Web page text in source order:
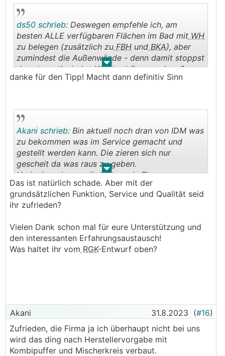
. .
ds50 schrieb: Deswegen empfehle ich, am
besten ALLE verfügbaren Flächen im Bad mit WH
zu belegen (zusätzlich zu FBH und BKA), aber
zumindest die Außenwände - denn damit stoppst
du automatisch den Wärmeabfluss nach außen.
danke für den Tipp! Macht dann definitiv Sinn
. .
Akani schrieb: Bin aktuell noch dran von IDM was
zu bekommen was im Service gemacht und
gestellt werden kann. Die zieren sich nur
gescheit da was raus zu geben.
Und wir verbauen die Dinger als Firma.
Wäre ich da Chef oder hätte mehr zu sagen
würden die bei mir raus fliegen als Hersteller.
Bescheuerte Geheimniskrämerei
Das ist natürlich schade. Aber mit der
grundsätzlichen Funktion, Service und Qualität seid
ihr zufrieden?
Vielen Dank schon mal für eure Unterstützung und
den interessanten Erfahrungsaustausch!
Was haltet ihr vom RGK-Entwurf oben?
Akani 31.8.2023 (#16)
Zufrieden, die Firma ja ich überhaupt nicht bei uns
wird das ding nach Herstellervorgabe mit
Kombipuffer und Mischerkreis verbaut.